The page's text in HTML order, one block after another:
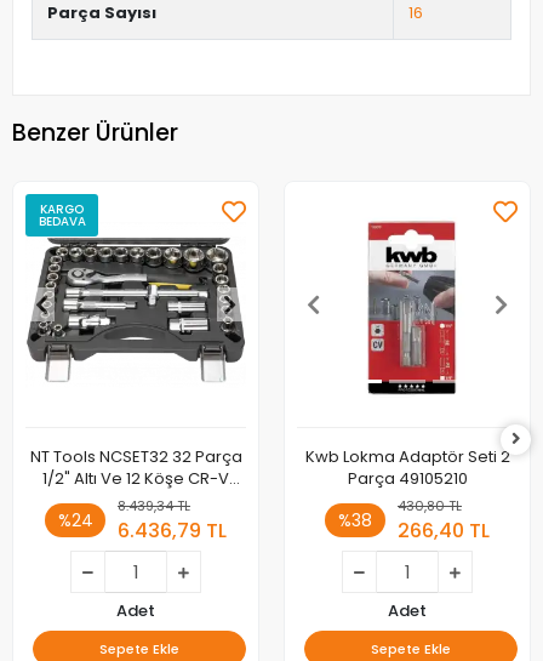
Parça Sayısı 16
Benzer Ürünler
KARGO
BEDAVA
NT Tools NCSET32 32 Parça
1/2" Altı Ve 12 Köşe CR-V
Lokma Seti
%24
8.439,34 TL
6.436,79 TL
Adet
Sepete Ekle
Kwb Lokma Adaptör Seti 2
Parça 49105210
%38
430,80 TL
266,40 TL
Adet
Sepete Ekle